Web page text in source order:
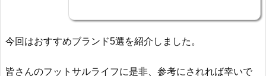
今回はおすすめブランド5選を紹介しました。
皆さんのフットサルライフに是非、参考にされれば幸いで